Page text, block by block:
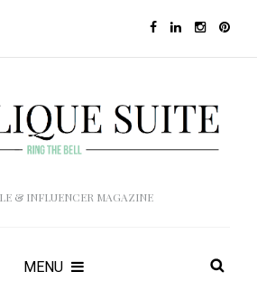
& INFLUENCER MAGAZINE
MENU